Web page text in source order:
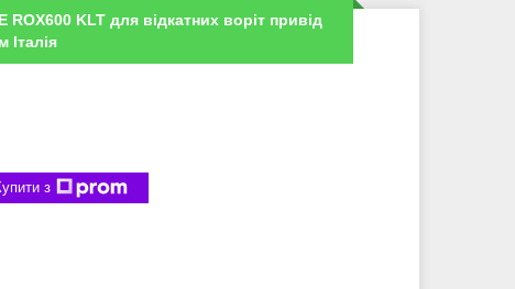
ROX600 KLT для відкатних воріт привід
Італія
з